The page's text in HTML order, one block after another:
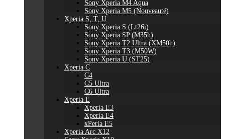
Sony Xperia M4 Aqua
Sony Xperia M5 (Nouveauté)
Xperia S, T, U
Sony Xperia S (Lt26i)
Sony Xperia SP (M35h)
Sony Xperia T2 Ultra (XM50h)
Sony Xperia T3 (M50W)
Sony Xperia U (ST25)
Xperia C
C4
C5 Ultra
C6 Ultra
Xperia E
Xperia E3
Xperia E4
xPeria E5
Xperia Arc X12